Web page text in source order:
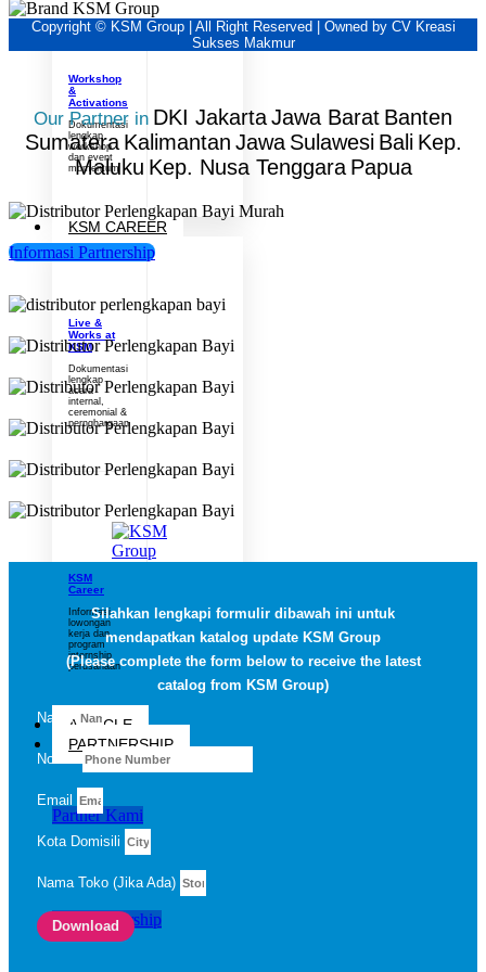
Workshop
&
Activations
Dokumentasi
lengkap
workshop
dan event
momentum
KSM CAREER
Live &
Works at
KSM
Dokumentasi
lengkap
acara
internal,
ceremonial &
pernghargaan
KSM
Career
Informasi
lowongan
kerja dan
program
internship
perusahaan
ARTICLE
PARTNERSHIP
Partner Kami
Info Partnership
Copyright © KSM Group | All Right Reserved | Owned by CV Kreasi
Sukses Makmur
Our Partner in DKI JakartaJawa Barat Banten
Sumatera Kalimantan Jawa Sulawesi Bali Kep.
Maluku Kep. Nusa Tenggara Papua
Informasi Partnership
Silahkan lengkapi formulir dibawah ini untuk
mendapatkan katalog update KSM Group
(Please complete the form below to receive the latest
catalog from KSM Group)
Nama
No HP
Email
Kota Domisili
Nama Toko (Jika Ada)
Download